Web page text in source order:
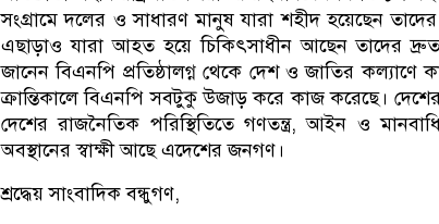
সংগ্রামে দলের ও সাধারণ মানুষ যারা শহীদ হয়েছেন
এছাড়াও যারা আহত হয়ে চিকিৎসাধীন আছেন তাদের
জানেন বিএনপি প্রতিষ্ঠালগ্ন থেকে দেশ ও জাতির
ক্রান্তিকালে বিএনপি সবটুকু উজাড় করে কাজ করেছে।
দেশের রাজনৈতিক পরিস্থিতিতে গণতন্ত্র, আইন ও
অবস্থানের স্বাক্ষী আছে এদেশের জনগণ।
শ্রদ্ধেয় সাংবাদিক বন্ধুগণ,